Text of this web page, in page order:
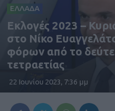
ΕΛΛΑΔΑ
Εκλογές 2023 –
στο Νίκο
φόρων από το
τετραετίας
22 Ιουνίου 2023, 7:36 μμ